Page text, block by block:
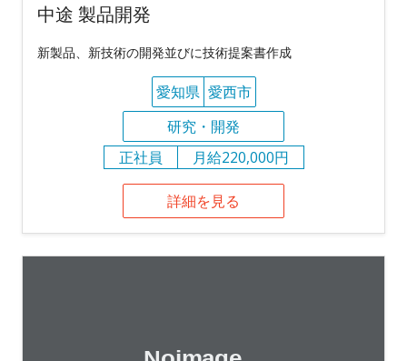
中途 製品開発
新製品、新技術の開発並びに技術提案書作成
愛知県 愛西市
研究・開発
正社員
月給220,000円
詳細を見る